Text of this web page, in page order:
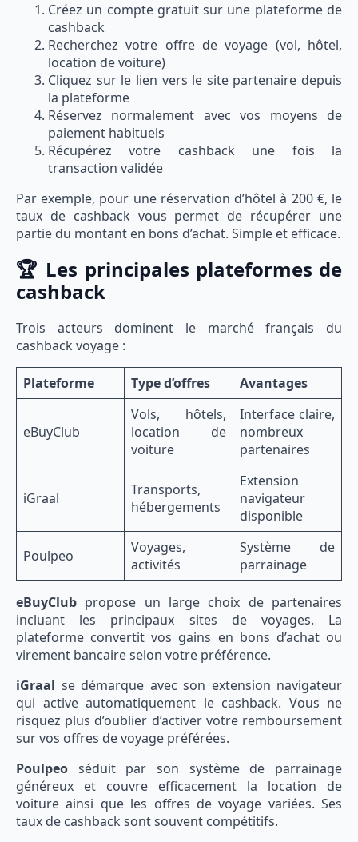
Créez un compte gratuit sur une plateforme de
cashback
Recherchez votre offre de voyage (vol, hôtel,
location de voiture)
Cliquez sur le lien vers le site partenaire depuis
la plateforme
Réservez normalement avec vos moyens de
paiement habituels
Récupérez votre cashback une fois la
transaction validée
Par exemple, pour une réservation d’hôtel à 200 €, le
taux de cashback vous permet de récupérer une
partie du montant en bons d’achat. Simple et efficace.
🏆 Les principales plateformes de
cashback
Trois acteurs dominent le marché français du
cashback voyage :
Plateforme Type d’offres Avantages
eBuyClub
Vols, hôtels,
location de
voiture
Interface claire,
nombreux
partenaires
iGraal
Transports,
hébergements
Extension
navigateur
disponible
Poulpeo
Voyages,
activités
Système de
parrainage
eBuyClub propose un large choix de partenaires
incluant les principaux sites de voyages. La
plateforme convertit vos gains en bons d’achat ou
virement bancaire selon votre préférence.
iGraal se démarque avec son extension navigateur
qui active automatiquement le cashback. Vous ne
risquez plus d’oublier d’activer votre remboursement
sur vos offres de voyage préférées.
Poulpeo séduit par son système de parrainage
généreux et couvre efficacement la location de
voiture ainsi que les offres de voyage variées. Ses
taux de cashback sont souvent compétitifs.